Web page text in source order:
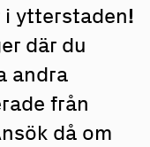
i ytterstaden!
där du
andra
från
då om